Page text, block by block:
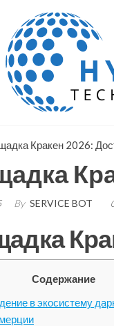
Кракен 2026:
By SERVICE BOT
Содержание
в экосистему